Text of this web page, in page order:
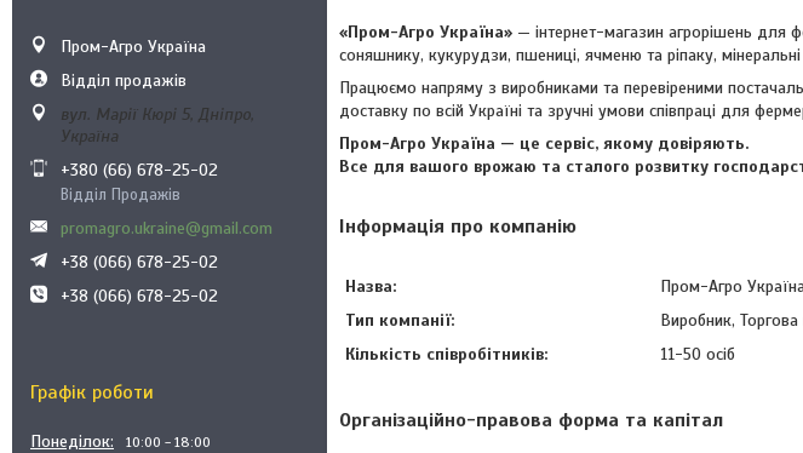
Пром-Агро Україна
Відділ продажів
вул. Марії Кюрі 5, Дніпро,
Україна
+380 (66) 678-25-02
Відділ Продажів
promagro.ukraine@gmail.com
+38 (066) 678-25-02
+38 (066) 678-25-02
Графік роботи
Понеділок 10:00 18:00
«Пром-Агро Україна» — інтернет-магазин агрорішень для
соняшнику, кукурудзи, пшениці, ячменю та ріпаку,
Працюємо напряму з виробниками та перевіреними
доставку по всій Україні та зручні умови співпраці для
Пром-Агро Україна — це сервіс, якому довіряють.
Все для вашого врожаю та сталого розвитку
Інформація про компанію
Назва:
Пром-Агро Україна
Тип компанії:
Виробник,
Кількість співробітників:
11-50 осіб
Організаційно-правова форма та капітал